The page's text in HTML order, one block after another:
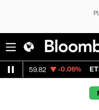
-0.06% ETH/USD